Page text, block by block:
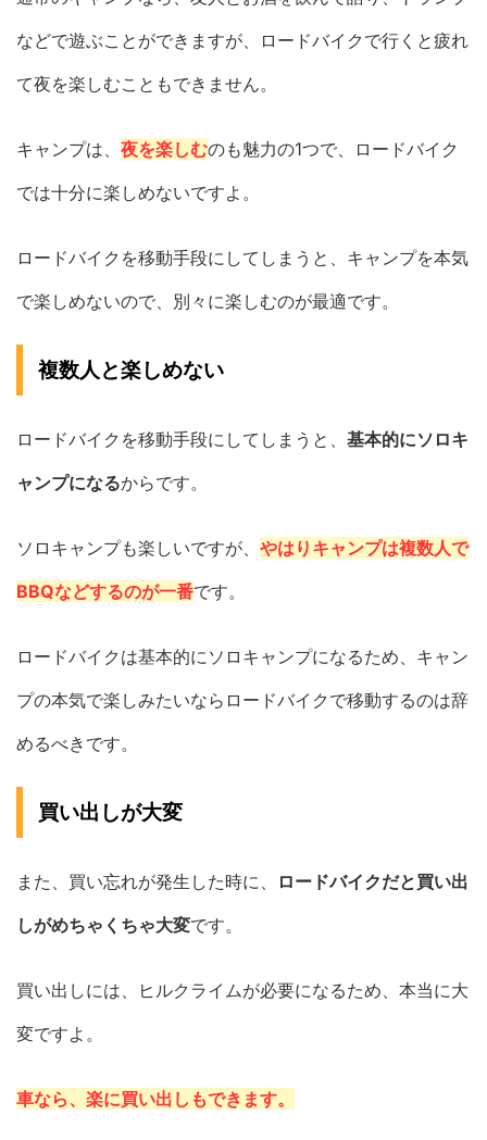
などで遊ぶことができますが、ロードバイクで行くと疲れ
て夜を楽しむこともできません。
キャンプは、 夜を楽しむのも魅力の1つで、ロードバイク
では十分に楽しめないですよ。
ロードバイクを移動手段にしてしまうと、キャンプを本気
で楽しめないので、別々に楽しむのが最適です。
複数人と楽しめない
ロードバイクを移動手段にしてしまうと、 基本的にソロキ
ャンプになるからです。
ソロキャンプも楽しいですが、 やはりキャンプは複数人で
BBQなどするのが一番です。
ロードバイクは基本的にソロキャンプになるため、キャン
プの本気で楽しみたいならロードバイクで移動するのは辞
めるべきです。
買い出しが大変
また、買い忘れが発生した時に、
ロードバイクだと買い出
しがめちゃくちゃ大変です。
買い出しには、ヒルクライムが必要になるため、本当に大
変ですよ。
車なら、楽に買い出しもできます。